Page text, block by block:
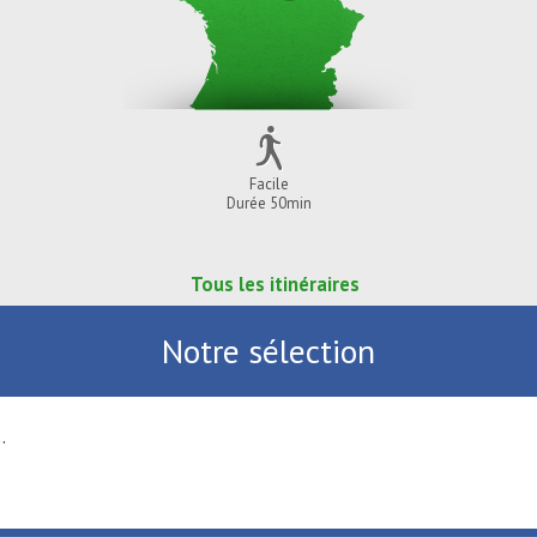
Facile
Durée 50min
Tous les itinéraires
Notre sélection